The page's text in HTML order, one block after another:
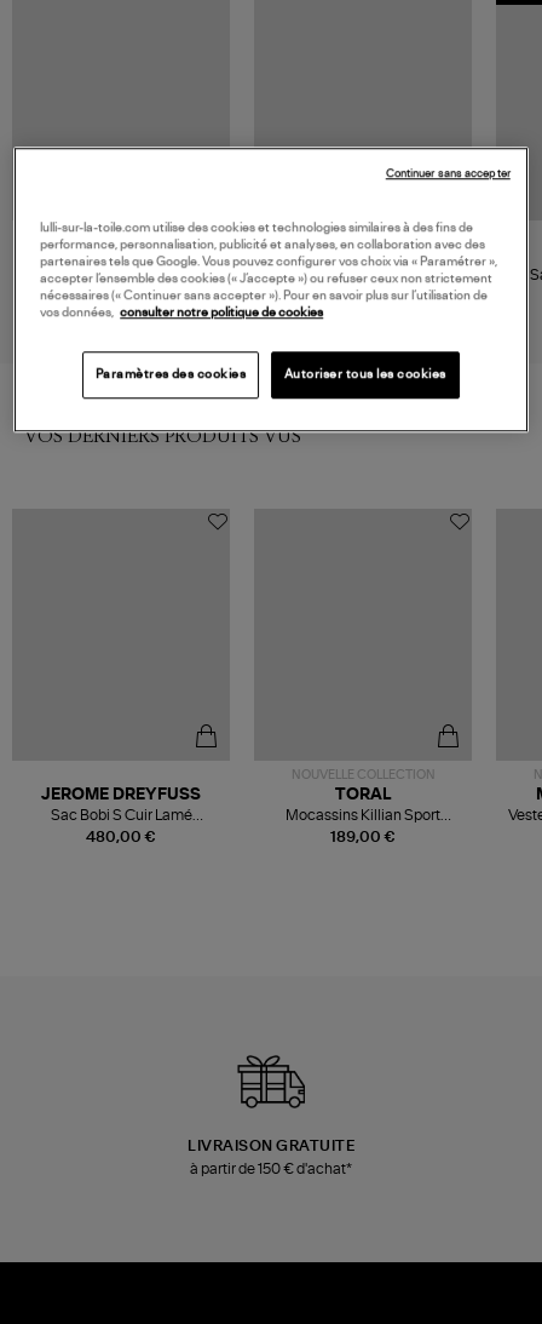
100,00 €
FARM RIO
Sandales Flower Jelly Sol
Localizado
80,00 €
TKEES
Tongs Square Toe Lily
Cocobutter
VOS DERNIERS PRODUITS VUS
480,00 €
JEROME DREYFUSS
Sac Bobi S Cuir Lamé
Champagne
NOUVELLE COLLECTION
189,00 €
TORAL
Mocassins Killian Sport
Mousse
LIVRAISON GRATUITE
à partir de 150 € d'achat*
lulli-sur-la-toile.com utilise des cookies et technologies similaires à des fins de
performance, personnalisation, publicité et analyses, en collaboration avec des
partenaires tels que Google. Vous pouvez configurer vos choix via « Paramétrer »,
accepter l’ensemble des cookies (« J’accepte ») ou refuser ceux non strictement
nécessaires (« Continuer sans accepter »). Pour en savoir plus sur l’utilisation de
vos données, consulter notre politique de cookies
Paramètres des cookies Autoriser tous les cookies
Continuer sans accepter